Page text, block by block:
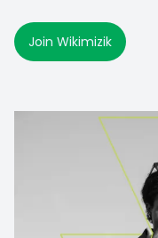
Join Wikimizik